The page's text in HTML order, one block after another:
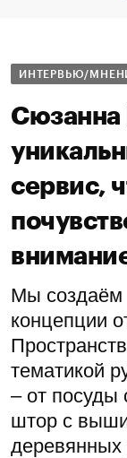
ИНТЕРВЬЮ/
Сюзанна
сервис,
Мы создаём
концепции
тематикой
– от посуды
штор с
деревянных